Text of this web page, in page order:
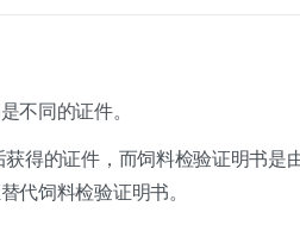
不同的证件。
得的证件，而饲料检验证明书是
代饲料检验证明书。